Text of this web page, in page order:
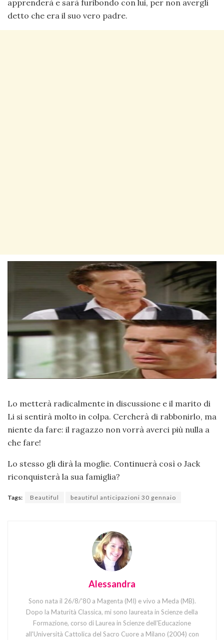
apprenderà e sarà furibondo con lui, per non avergli
detto che era il suo vero padre.
Lo metterà radicalmente in discussione e il marito di
Li si sentirà molto in colpa. Cercherà di rabbonirlo, ma
niente da fare: il ragazzo non vorrà averci più nulla a
che fare!
Lo stesso gli dirà la moglie. Continuerà così o Jack
riconquisterà la sua famiglia?
Tags: Beautiful beautiful anticipazioni 30 gennaio
Alessandra
Sono nata il 26/8/'80 a Magenta (MI) e vivo a Meda (MB).
Dopo la Maturità Classica, mi sono laureata in Scienze della
Formazione, corso di Laurea in Scienze dell'Educazione
all'Università Cattolica del Sacro Cuore a Milano (2004) con